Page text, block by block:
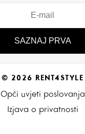
© 2026 RENT4STYLE
Opći uvjeti poslovanja
Izjava o privatnosti